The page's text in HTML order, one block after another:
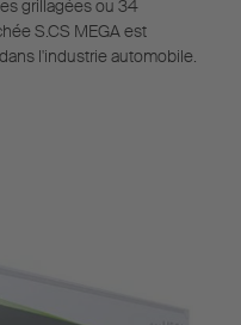
grillagées ou 34
S.CS MEGA est
l'industrie automobile.